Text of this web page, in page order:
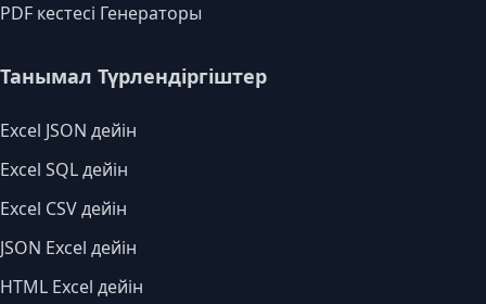
PDF кестесі Генераторы
Танымал Түрлендіргіштер
Excel JSON дейін
Excel SQL дейін
Excel CSV дейін
JSON Excel дейін
HTML Excel дейін